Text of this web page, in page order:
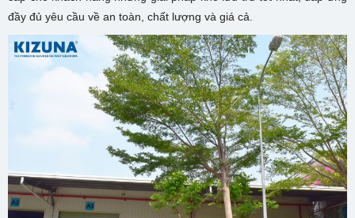
đầy đủ yêu cầu về an toàn, chất lượng và giá cả.